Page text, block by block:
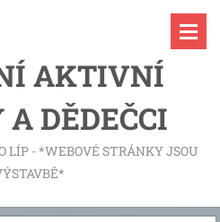
AKTIVNÍ
DĚDEČCI
LÍP - *WEBOVÉ STRÁNKY JSOU